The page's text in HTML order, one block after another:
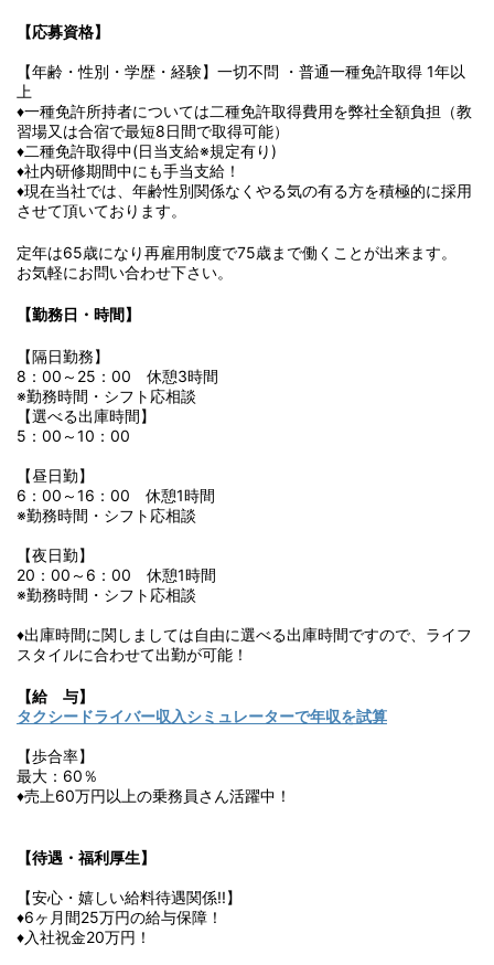
【応募資格】
【年齢・性別・学歴・経験】一切不問 ・普通一種免許取得 1年以
上
♦一種免許所持者については二種免許取得費用を弊社全額負担（教
習場又は合宿で最短8日間で取得可能）
♦二種免許取得中(日当支給※規定有り)
♦社内研修期間中にも手当支給！
♦現在当社では、年齢性別関係なくやる気の有る方を積極的に採用
させて頂いております。
定年は65歳になり再雇用制度で75歳まで働くことが出来ます。
お気軽にお問い合わせ下さい。
【勤務日・時間】
【隔日勤務】
8：00～25：00 休憩3時間
※勤務時間・シフト応相談
【選べる出庫時間】
5：00～10：00
【昼日勤】
6：00～16：00 休憩1時間
※勤務時間・シフト応相談
【夜日勤】
20：00～6：00 休憩1時間
※勤務時間・シフト応相談
♦出庫時間に関しましては自由に選べる出庫時間ですので、ライフ
スタイルに合わせて出勤が可能！
【給 与】
タクシードライバー収入シミュレーターで年収を試算
【歩合率】
最大：60％
♦売上60万円以上の乗務員さん活躍中！
【待遇・福利厚生】
【安心・嬉しい給料待遇関係!!】
♦6ヶ月間25万円の給与保障！
♦入社祝金20万円！